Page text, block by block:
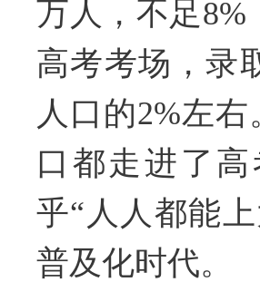
万人，不足
高考考场，录
人口的2%左
口都走进了
乎“人人都能
普及化时代。